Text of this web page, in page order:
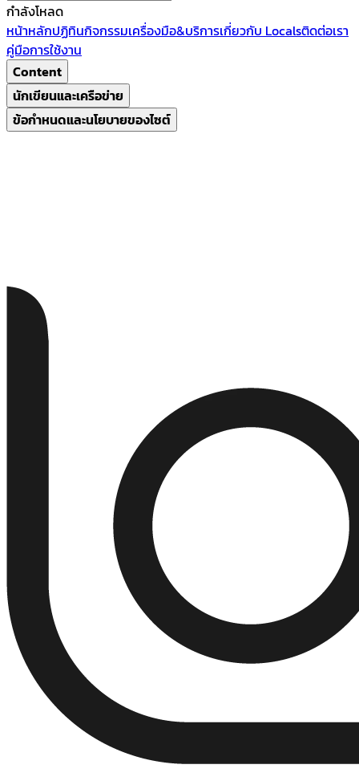
กำลังโหลด
หน้าหลักปฏิทินกิจกรรมเครื่องมือ&บริการเกี่ยวกับ Localsติดต่อเรา
คู่มือการใช้งาน
Content
นักเขียนและเครือข่าย
ข้อกำหนดและนโยบายของไซต์